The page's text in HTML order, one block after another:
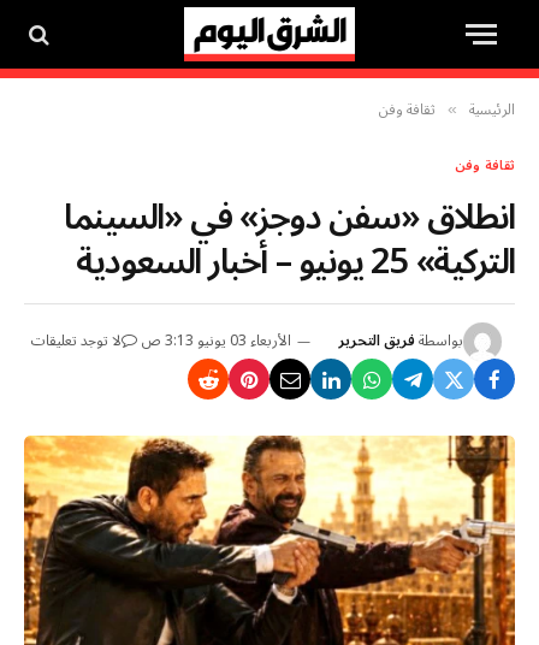
الرئيسية » ثقافة وفن
ثقافة وفن
انطلاق «سفن دوجز» في «السينما
التركية» 25 يونيو – أخبار السعودية
بواسطةفريق التحرير الأربعاء 03 يونيو 3:13 ص لا توجد تعليقات